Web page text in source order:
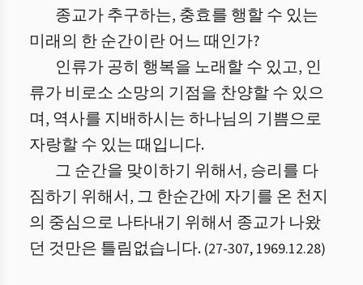
종교가 추구하는, 충효를 행할 수 있는
미래의 한 순간이란 어느 때인가?
인류가 공히 행복을 노래할 수 있고, 인
류가 비로소 소망의 기점을 찬양할 수 있으
며, 역사를 지배하시는 하나님의 기쁨으로
자랑할 수 있는 때입니다.
그 순간을 맞이하기 위해서, 승리를 다
짐하기 위해서, 그 한순간에 자기를 온 천지
의 중심으로 나타내기 위해서 종교가 나왔
던 것만은 틀림없습니다. (27-307, 1969.12.28)